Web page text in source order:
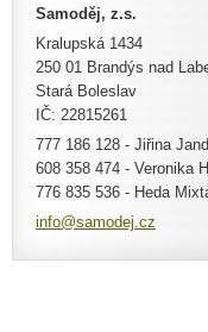
Samoděj, z.s.
Kralupská 1434
250 01 Brandýs nad
Stará Boleslav
IČ: 22815261
777 186 128 - Jiřina
608 358 474 - Veronika
776 835 536 - Heda
info@samodej.cz